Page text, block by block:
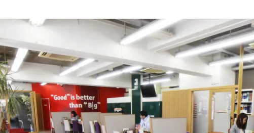
トップメッセージ
沿革
賃貸仲介事業
国際事業（wagaya Japan）
フランチャイズ事業
CSR
SDGs
採用情報
お知らせ